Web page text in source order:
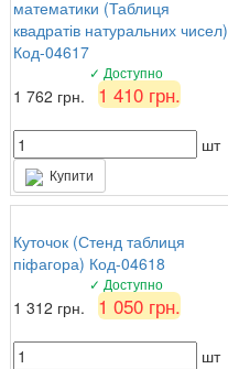
математики (Таблиця
квадратів натуральних чисел)
Код-04617
✓ Доступно
1 762 грн. 1 410 грн.
шт
Купити
Куточок (Стенд таблиця
піфагора) Код-04618
✓ Доступно
1 312 грн. 1 050 грн.
шт